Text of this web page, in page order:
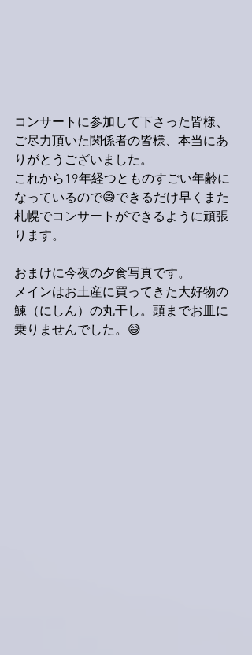
コンサートに参加して下さった皆様、
ご尽力頂いた関係者の皆様、本当にあ
りがとうございました。
これから19年経つとものすごい年齢に
なっているので😅できるだけ早くまた
札幌でコンサートができるように頑張
ります。
おまけに今夜の夕食写真です。
メインはお土産に買ってきた大好物の
鰊（にしん）の丸干し。頭までお皿に
乗りませんでした。😅